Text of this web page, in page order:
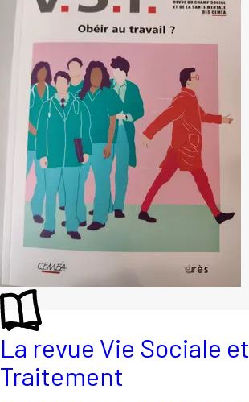
La revue Vie Sociale et
Traitement